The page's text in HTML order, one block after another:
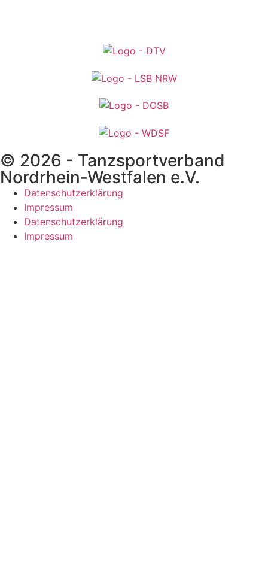
© 2026 - Tanzsportverband
Nordrhein-Westfalen e.V.
Datenschutzerklärung
Impressum
Datenschutzerklärung
Impressum